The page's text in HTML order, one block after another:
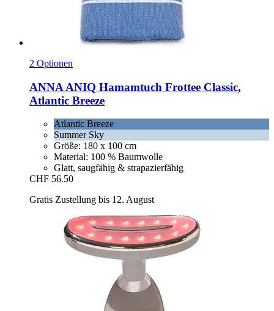
2 Optionen
ANNA ANIQ Hamamtuch Frottee Classic,
Atlantic Breeze
Atlantic Breeze
Summer Sky
Größe: 180 x 100 cm
Material: 100 % Baumwolle
Glatt, saugfähig & strapazierfähig
CHF 56.50
Gratis Zustellung bis 12. August